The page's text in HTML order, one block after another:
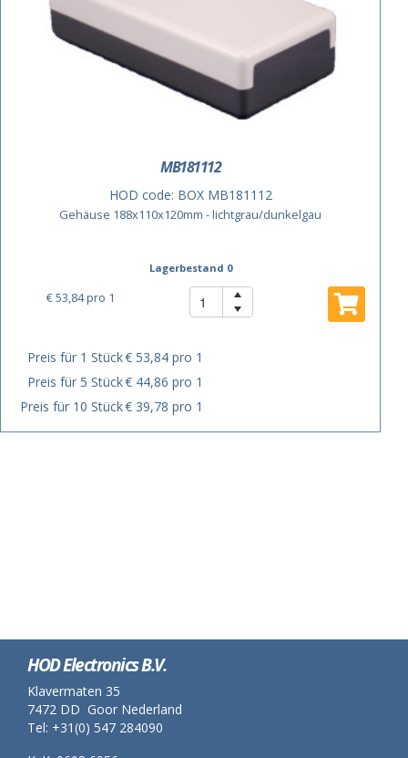
MB181112
HOD code: BOX MB181112
Gehäuse 188x110x120mm - lichtgrau/dunkelgau
Lagerbestand 0
€ 53,84pro 1
Preis für 1 Stück€ 53,84 pro 1
Preis für 5 Stück€ 44,86 pro 1
Preis für 10 Stück€ 39,78 pro 1
HOD Electronics B.V.
Klavermaten 35
7472 DD Goor Nederland
Tel: +31(0) 547 284090